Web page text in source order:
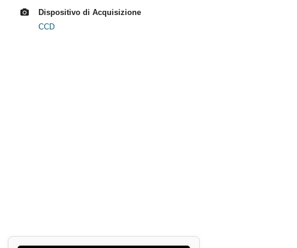
Dispositivo di Acquisizione
CCD